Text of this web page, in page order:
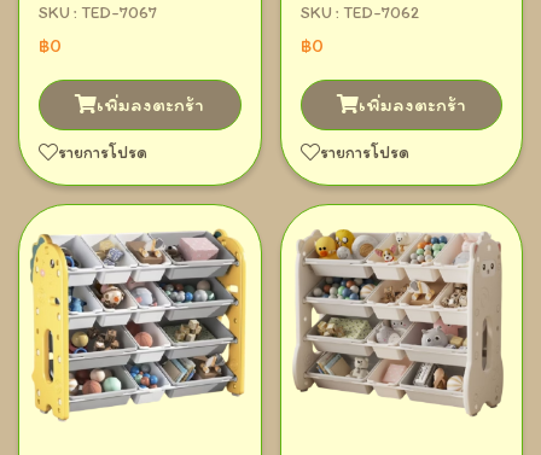
SKU : TED-7067
฿0
เพิ่มลงตะกร้า
รายการโปรด
SKU : TED-7062
฿0
เพิ่มลงตะกร้า
รายการโปรด